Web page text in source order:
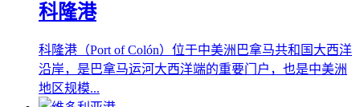
科隆港
科隆港（Port of Colón）位于中美洲巴拿马共和国大西洋
沿岸，是巴拿马运河大西洋端的重要门户，也是中美洲
地区规模...